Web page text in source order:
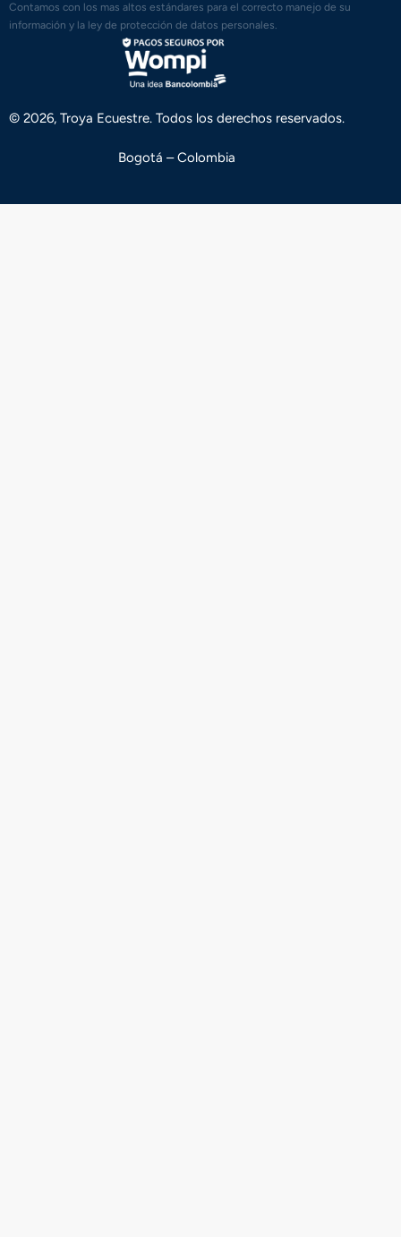
Contamos con los mas altos estándares para el correcto manejo de su
información y la ley de protección de datos personales.
© 2026, Troya Ecuestre. Todos los derechos reservados.
Bogotá – Colombia